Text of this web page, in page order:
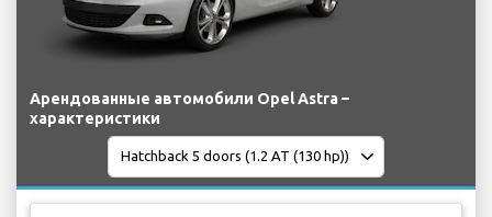
Арендованные автомобили Opel Astra –
характеристики